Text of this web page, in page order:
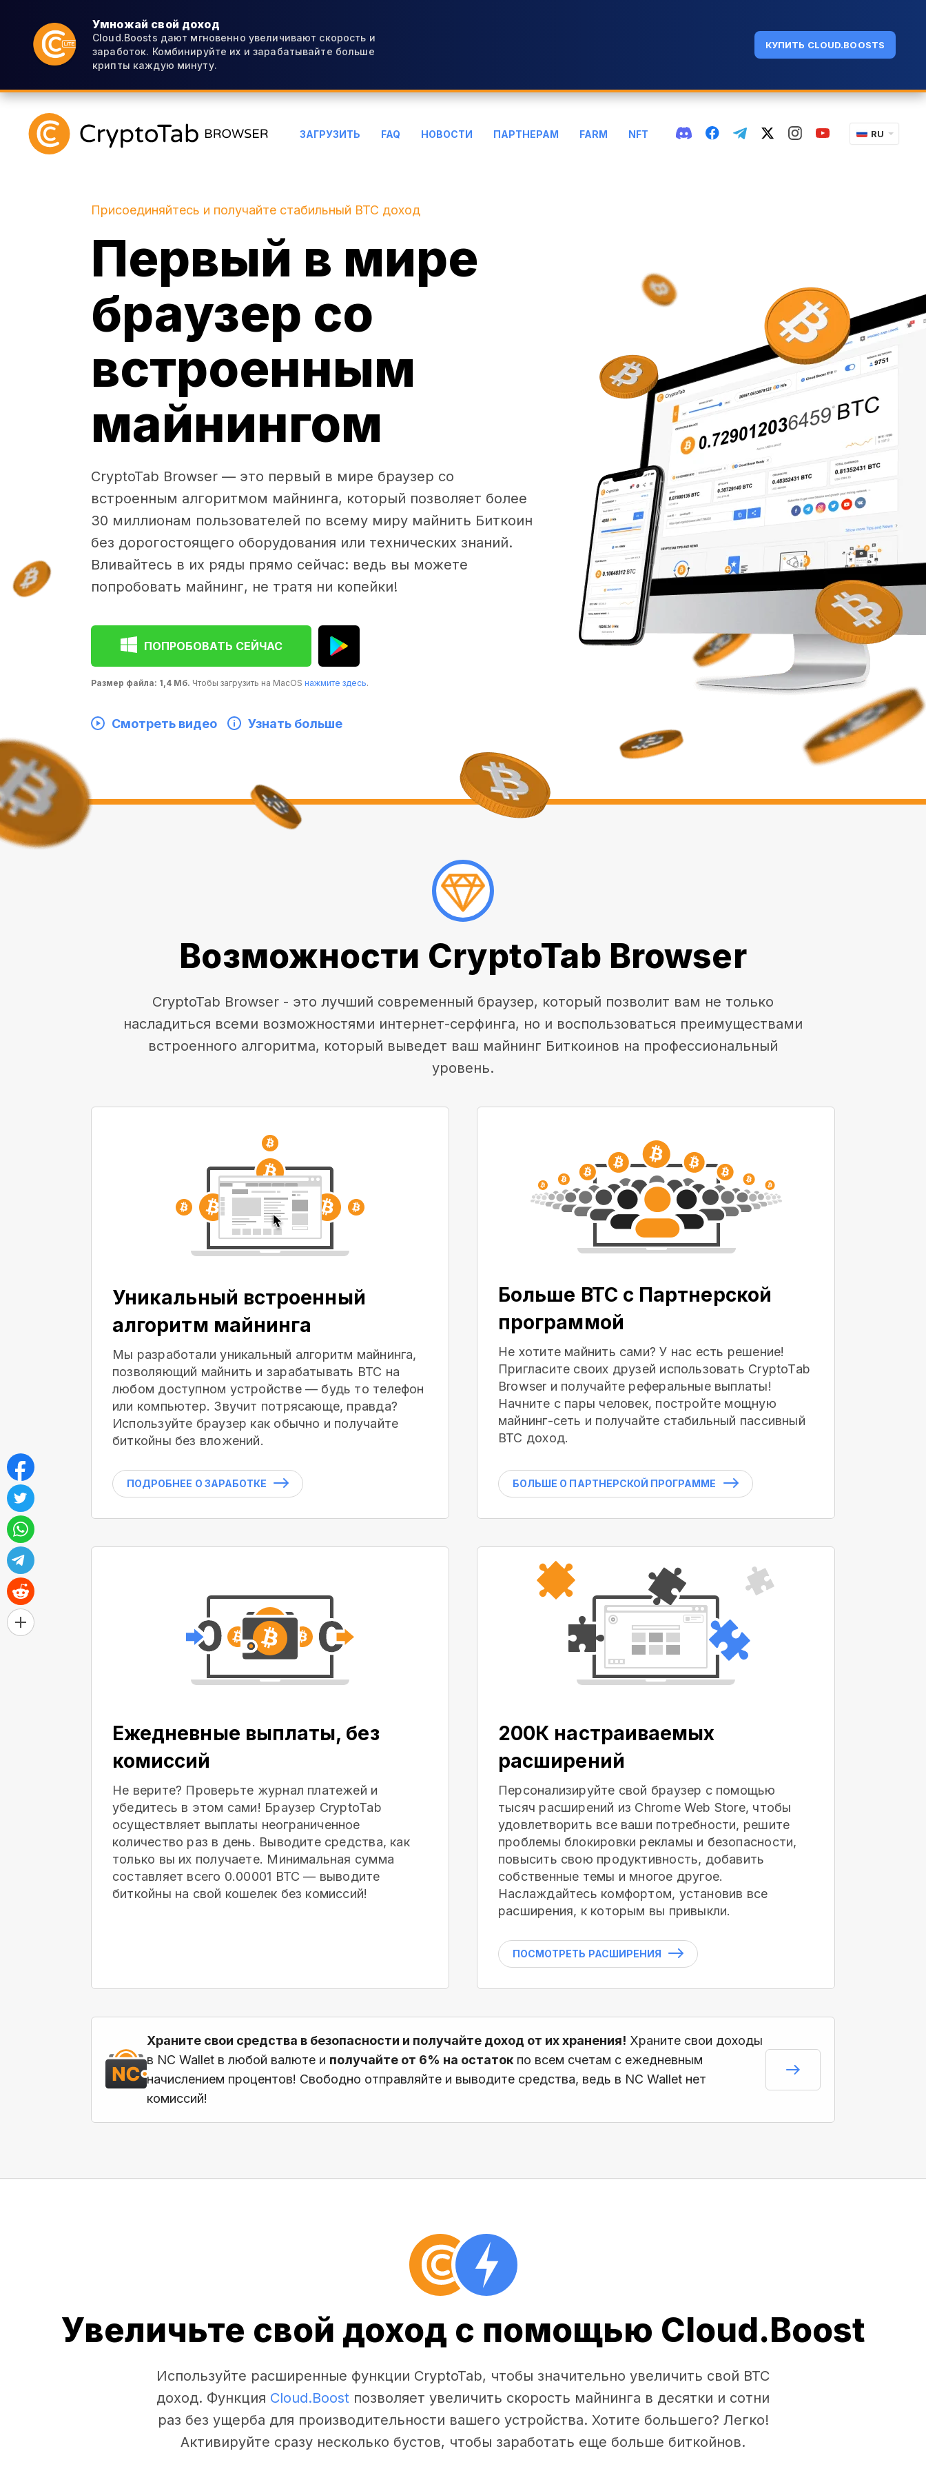
Умножай свой доход
Cloud.Boosts дают мгновенно увеличивают скорость и
заработок. Комбинируйте их и зарабатывайте больше
крипты каждую минуту.
КУПИТЬ CLOUD.BOOSTS
ЗАГРУЗИТЬ FAQ НОВОСТИ ПАРТНЕРАМ FARM NFT RU
Присоединяйтесь и получайте стабильный BTC доход
Первый в мире
браузер со
встроенным
майнингом
CryptoTab Browser — это первый в мире браузер со
встроенным алгоритмом майнинга, который позволяет более
30 миллионам пользователей по всему миру майнить Биткоин
без дорогостоящего оборудования или технических знаний.
Вливайтесь в их ряды прямо сейчас: ведь вы можете
попробовать майнинг, не тратя ни копейки!
ПОПРОБОВАТЬ СЕЙЧАС
Размер файла: 1,4 Мб. Чтобы загрузить на MacOS нажмите здесь.
Смотреть видео Узнать больше
Возможности CryptoTab Browser
CryptoTab Browser - это лучший современный браузер, который позволит вам не только
насладиться всеми возможностями интернет-серфинга, но и воспользоваться преимуществами
встроенного алгоритма, который выведет ваш майнинг Биткоинов на профессиональный
уровень.
Уникальный встроенный
алгоритм майнинга
Мы разработали уникальный алгоритм майнинга,
позволяющий майнить и зарабатывать BTC на
любом доступном устройстве — будь то телефон
или компьютер. Звучит потрясающе, правда?
Используйте браузер как обычно и получайте
биткойны без вложений.
ПОДРОБНЕЕ О ЗАРАБОТКЕ
Больше BTC с Партнерской
программой
Не хотите майнить сами? У нас есть решение!
Пригласите своих друзей использовать CryptoTab
Browser и получайте реферальные выплаты!
Начните с пары человек, постройте мощную
майнинг-сеть и получайте стабильный пассивный
BTC доход.
БОЛЬШЕ О ПАРТНЕРСКОЙ ПРОГРАММЕ
Ежедневные выплаты, без
комиссий
Не верите? Проверьте журнал платежей и
убедитесь в этом сами! Браузер CryptoTab
осуществляет выплаты неограниченное
количество раз в день. Выводите средства, как
только вы их получаете. Минимальная сумма
составляет всего 0.00001 BTC — выводите
биткойны на свой кошелек без комиссий!
200К настраиваемых
расширений
Персонализируйте свой браузер с помощью
тысяч расширений из Chrome Web Store, чтобы
удовлетворить все ваши потребности, решите
проблемы блокировки рекламы и безопасности,
повысить свою продуктивность, добавить
собственные темы и многое другое.
Наслаждайтесь комфортом, установив все
расширения, к которым вы привыкли.
ПОСМОТРЕТЬ РАСШИРЕНИЯ
Храните свои средства в безопасности и получайте доход от их хранения! Храните свои доходы
в NC Wallet в любой валюте и получайте от 6% на остаток по всем счетам с ежедневным
начислением процентов! Свободно отправляйте и выводите средства, ведь в NC Wallet нет
комиссий!
Увеличьте свой доход с помощью Cloud.Boost
Используйте расширенные функции CryptoTab, чтобы значительно увеличить свой BTC
доход. Функция Cloud.Boost позволяет увеличить скорость майнинга в десятки и сотни
раз без ущерба для производительности вашего устройства. Хотите большего? Легко!
Активируйте сразу несколько бустов, чтобы заработать еще больше биткойнов.